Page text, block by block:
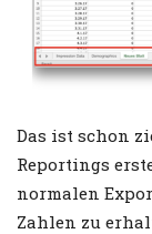
Das ist schon
Reportings
normalen
Zahlen zu